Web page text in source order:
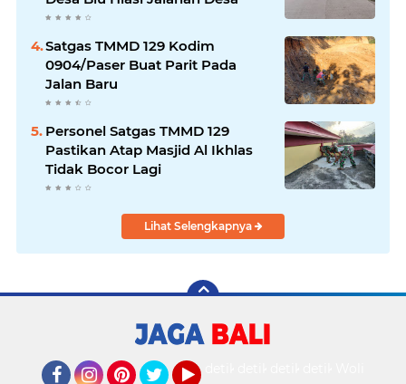
Satgas TMMD 129 Kodim
0904/Paser Buat Parit Pada
Jalan Baru
Personel Satgas TMMD 129
Pastikan Atap Masjid Al Ikhlas
Tidak Bocor Lagi
Lihat Selengkapnya